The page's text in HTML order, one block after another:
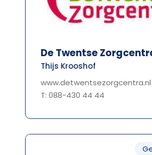
De Twentse
Thijs Krooshof
www.detwentsezorgcentra.nl
T: 088-430 44 44